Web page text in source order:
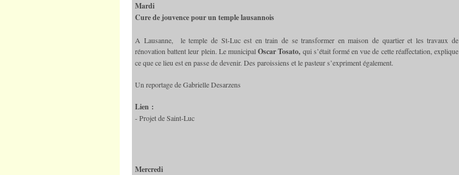
Mardi
Cure de jouvence pour un temple lausannois
A Lausanne, le temple de St-Luc est en train de se transformer en maison de quartier et les travaux de
rénovation battent leur plein. Le municipalOscar Tosato, qui s’était formé en vue de cette réaffectation, explique
ce que ce lieu est en passe de devenir. Des paroissiens et le pasteur s’expriment également.
Un reportage de Gabrielle Desarzens
Lien :
- Projet de Saint-Luc
Mercredi